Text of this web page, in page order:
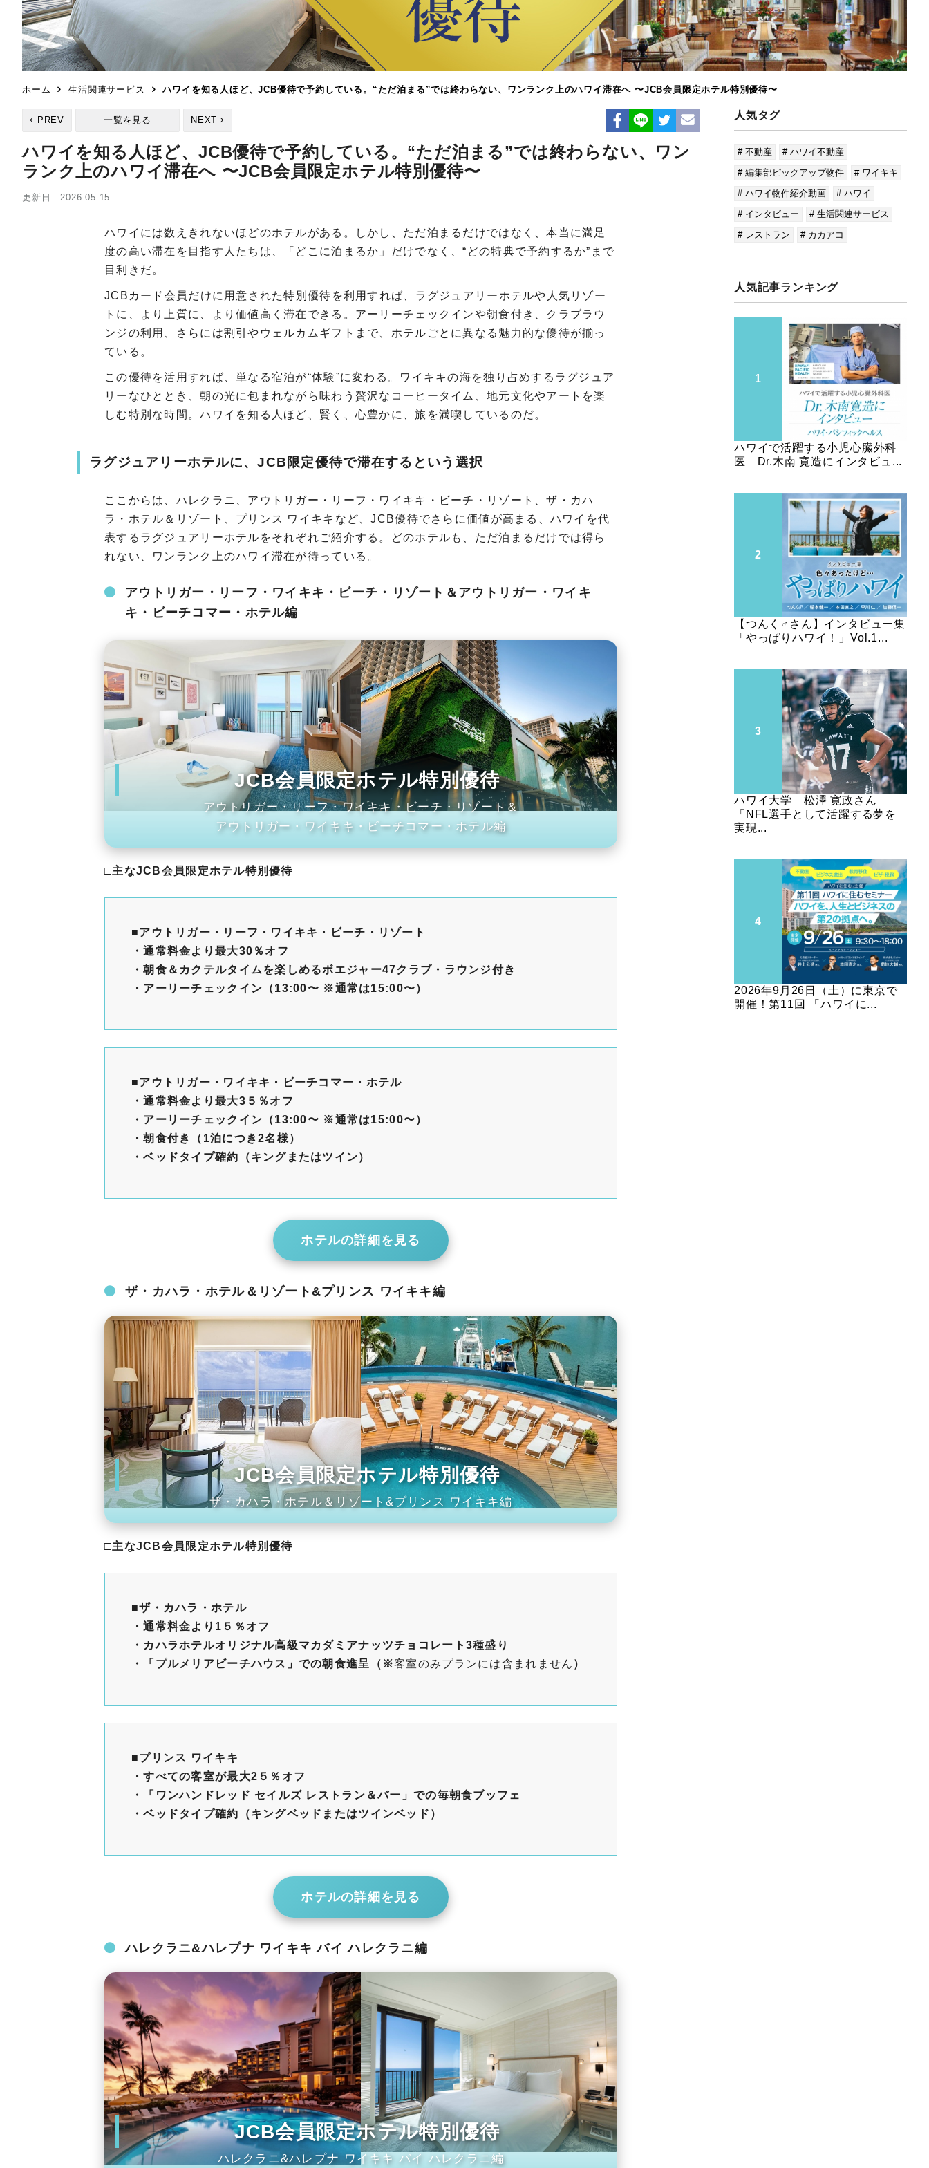
ホーム 生活関連サービス ハワイを知る人ほど、JCB優待で予約している。“ただ泊まる”では終わらない、ワンランク上のハワイ滞在へ 〜JCB会員限定ホテル特別優待〜
PREV 一覧を見る NEXT
ハワイを知る人ほど、JCB優待で予約している。“ただ泊まる”では終わらない、ワン
ランク上のハワイ滞在へ 〜JCB会員限定ホテル特別優待〜
更新日 2026.05.15
ハワイには数えきれないほどのホテルがある。しかし、ただ泊まるだけではなく、本当に満足
度の高い滞在を目指す人たちは、「どこに泊まるか」だけでなく、“どの特典で予約するか”まで
目利きだ。
JCBカード会員だけに用意された特別優待を利用すれば、ラグジュアリーホテルや人気リゾー
トに、より上質に、より価値高く滞在できる。アーリーチェックインや朝食付き、クラブラウ
ンジの利用、さらには割引やウェルカムギフトまで、ホテルごとに異なる魅力的な優待が揃っ
ている。
この優待を活用すれば、単なる宿泊が“体験”に変わる。ワイキキの海を独り占めするラグジュア
リーなひととき、朝の光に包まれながら味わう贅沢なコーヒータイム、地元文化やアートを楽
しむ特別な時間。ハワイを知る人ほど、賢く、心豊かに、旅を満喫しているのだ。
ラグジュアリーホテルに、JCB限定優待で滞在するという選択
ここからは、ハレクラニ、アウトリガー・リーフ・ワイキキ・ビーチ・リゾート、ザ・カハ
ラ・ホテル＆リゾート、プリンス ワイキキなど、JCB優待でさらに価値が高まる、ハワイを代
表するラグジュアリーホテルをそれぞれご紹介する。どのホテルも、ただ泊まるだけでは得ら
れない、ワンランク上のハワイ滞在が待っている。
アウトリガー・リーフ・ワイキキ・ビーチ・リゾート＆アウトリガー・ワイキ
キ・ビーチコマー・ホテル編
JCB会員限定ホテル特別優待
アウトリガー・リーフ・ワイキキ・ビーチ・リゾート＆
アウトリガー・ワイキキ・ビーチコマー・ホテル編
□主なJCB会員限定ホテル特別優待
■アウトリガー・リーフ・ワイキキ・ビーチ・リゾート
・通常料金より最大30％オフ
・朝食＆カクテルタイムを楽しめるボエジャー47クラブ・ラウンジ付き
・アーリーチェックイン （13:00〜 ※通常は15:00〜）
■アウトリガー・ワイキキ・ビーチコマー・ホテル
・通常料金より最大3５％オフ
・アーリーチェックイン （13:00〜 ※通常は15:00〜）
・朝食付き（1泊につき2名様）
・ベッドタイプ確約（キングまたはツイン）
ホテルの詳細を見る
ザ・カハラ・ホテル＆リゾート&プリンス ワイキキ編
JCB会員限定ホテル特別優待
ザ・カハラ・ホテル＆リゾート&プリンス ワイキキ編
□主なJCB会員限定ホテル特別優待
■ザ・カハラ・ホテル
・通常料金より1５％オフ
・カハラホテルオリジナル高級マカダミアナッツチョコレート3種盛り
・「プルメリアビーチハウス」での朝食進呈（※客室のみプランには含まれません ）
■プリンス ワイキキ
・すべての客室が最大2５％オフ
・「ワンハンドレッド セイルズ レストラン＆バー」での毎朝食ブッフェ
・ベッドタイプ確約（キングベッドまたはツインベッド）
ホテルの詳細を見る
ハレクラニ&ハレプナ ワイキキ バイ ハレクラニ編
JCB会員限定ホテル特別優待
ハレクラニ&ハレプナ ワイキキ バイ ハレクラニ編
人気タグ
# 不動産
# ハワイ不動産
# 編集部ピックアップ物件
# ワイキキ
# ハワイ物件紹介動画
# ハワイ
# インタビュー
# 生活関連サービス
# レストラン
# カカアコ
人気記事ランキング
ハワイで活躍する小児心臓外科
医 Dr.木南 寛造にインタビュ...
【つんく♂さん】インタビュー集
「やっぱりハワイ！」Vol.1...
ハワイ大学 松澤 寛政さん
「NFL選手として活躍する夢を
実現...
2026年9月26日（土）に東京で
開催！第11回 「ハワイに...